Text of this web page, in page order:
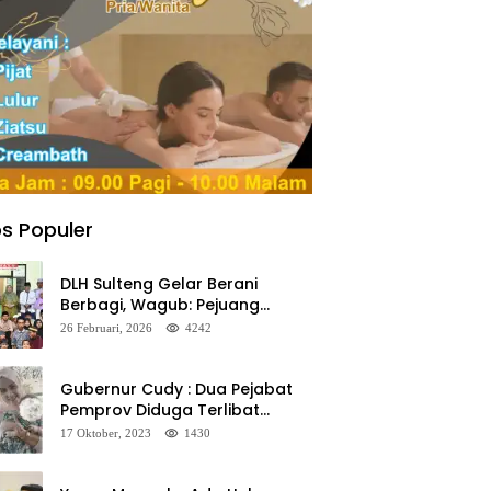
Populer
DLH Sulteng Gelar Berani
Berbagi, Wagub: Pejuang
Lingkungan Harus Jadi Teladan
26 Februari, 2026 4242
Gubernur Cudy : Dua Pejabat
Pemprov Diduga Terlibat
Asmara Terlarang Sudah di
17 Oktober, 2023 1430